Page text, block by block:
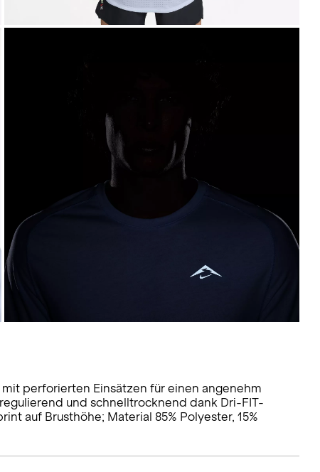
perforierten Einsätzen für einen angenehm
und schnelltrocknend dank Dri-FIT-
auf Brusthöhe; Material 85% Polyester, 15%